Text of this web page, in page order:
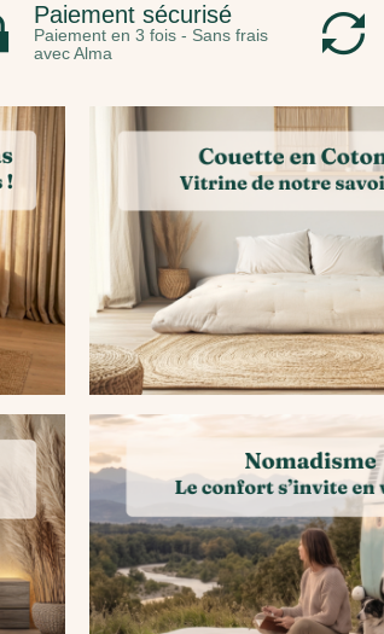
Paiement sécurisé
Paiement en 3 fois - Sans frais
avec Alma